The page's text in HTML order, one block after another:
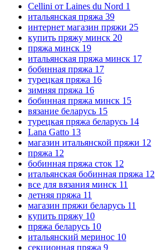
Cellini от Laines du Nord 1
итальянская пряжа 39
интернет магазин пряжи 25
купить пряжу минск 20
пряжа минск 19
итальянская пряжа минск 17
бобинная пряжа 17
турецкая пряжа 16
зимняя пряжа 16
бобинная пряжа минск 15
вязание беларусь 15
турецкая пряжа беларусь 14
Lana Gatto 13
магазин итальянской пряжи 12
пряжа 12
бобинная пряжа сток 12
итальянская бобинная пряжа 12
все для вязания минск 11
летняя пряжа 11
магазин пряжи беларусь 11
купить пряжу 10
пряжа беларусь 10
итальянский меринос 10
секционная пряжа 9